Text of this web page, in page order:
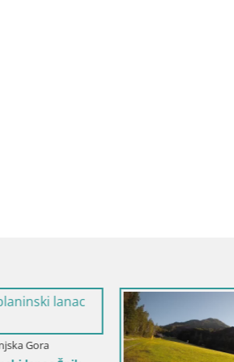
Slovenija / Gorenjska / Kamnik
Velika Planina | Gradišče